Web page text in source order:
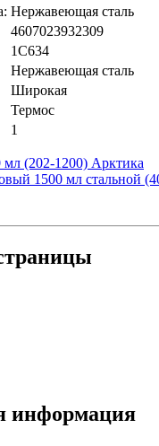
Нержавеющая сталь
4607023932309
1C634
Нержавеющая сталь
Широкая
Термос
1
мл (202-1200) Арктика
1500 мл стальной
информация